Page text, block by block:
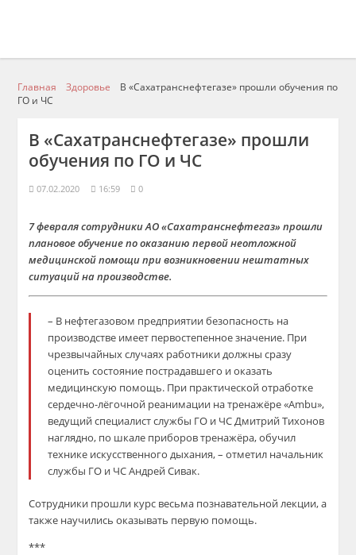
Главная Здоровье
В «Сахатранснефтегазе» прошли обучения по
ГО и ЧС
В «Сахатранснефтегазе» прошли
обучения по ГО и ЧС
07.02.2020 16:59 0
7 февраля сотрудники АО «Сахатранснефтегаз» прошли
плановое обучение по оказанию первой неотложной
медицинской помощи при возникновении нештатных
ситуаций на производстве.
– В нефтегазовом предприятии безопасность на
производстве имеет первостепенное значение. При
чрезвычайных случаях работники должны сразу
оценить состояние пострадавшего и оказать
медицинскую помощь. При практической отработке
сердечно-лёгочной реанимации на тренажёре «Ambu»,
ведущий специалист службы ГО и ЧС Дмитрий Тихонов
наглядно, по шкале приборов тренажёра, обучил
технике искусственного дыхания, – отметил начальник
службы ГО и ЧС Андрей Сивак.
Сотрудники прошли курс весьма познавательной лекции, а
также научились оказывать первую помощь.
***